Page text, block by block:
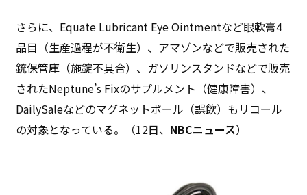
さらに、Equate Lubricant Eye Ointmentなど眼軟膏4
品目（生産過程が不衛生）、アマゾンなどで販売された
銃保管庫（施錠不具合）、ガソリンスタンドなどで販売
されたNeptune’s Fixのサプルメント（健康障害）、
DailySaleなどのマグネットボール（誤飲）もリコール
の対象となっている。（12日、 NBCニュース）